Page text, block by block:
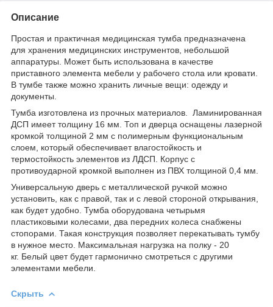
Описание
Простая и практичная медицинская тумба предназначена
для хранения медицинских инструментов, небольшой
аппаратуры. Может быть использована в качестве
приставного элемента мебели у рабочего стола или кровати.
В тумбе также можно хранить личные вещи: одежду и
документы.
Тумба изготовлена из прочных материалов. Ламинированная
ДСП имеет толщину 16 мм. Топ и дверца оснащены лазерной
кромкой толщиной 2 мм с полимерным функциональным
слоем, который обеспечивает влагостойкость и
термостойкость элементов из ЛДСП. Корпус с
противоударной кромкой выполнен из ПВХ толщиной 0,4 мм.
Универсальную дверь с металлической ручкой можно
установить, как с правой, так и с левой стороной открывания,
как будет удобно. Тумба оборудована четырьмя
пластиковыми колесами, два передних колеса снабжены
стопорами. Такая конструкция позволяет перекатывать тумбу
в нужное место. Максимальная нагрузка на полку - 20
кг. Белый цвет будет гармонично смотреться с другими
элементами мебели.
Скрыть